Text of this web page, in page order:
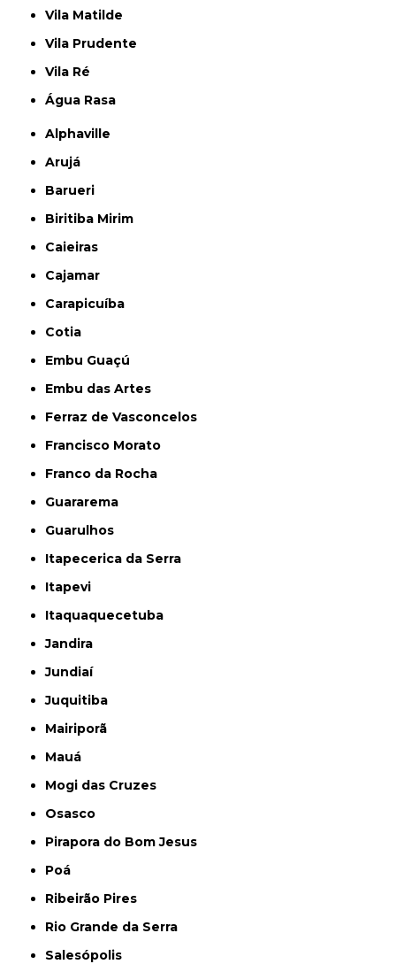
Vila Matilde
Vila Prudente
Vila Ré
Água Rasa
Alphaville
Arujá
Barueri
Biritiba Mirim
Caieiras
Cajamar
Carapicuíba
Cotia
Embu Guaçú
Embu das Artes
Ferraz de Vasconcelos
Francisco Morato
Franco da Rocha
Guararema
Guarulhos
Itapecerica da Serra
Itapevi
Itaquaquecetuba
Jandira
Jundiaí
Juquitiba
Mairiporã
Mauá
Mogi das Cruzes
Osasco
Pirapora do Bom Jesus
Poá
Ribeirão Pires
Rio Grande da Serra
Salesópolis